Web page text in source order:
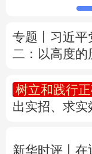
广东
四川
陕西
新疆
专题丨 习近平
二：以高度
树立和践行
出实招、求实
新华时评丨在